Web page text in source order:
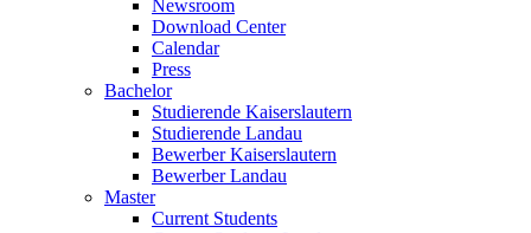
Newsroom
Download Center
Calendar
Press
Bachelor
Studierende Kaiserslautern
Studierende Landau
Bewerber Kaiserslautern
Bewerber Landau
Master
Current Students